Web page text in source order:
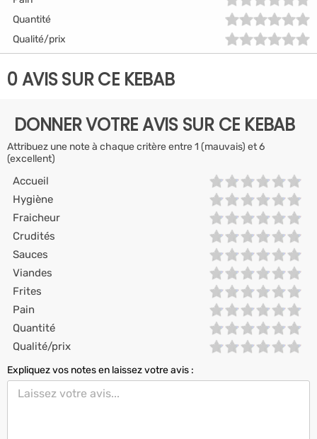
Quantité
Qualité/prix
0 AVIS SUR CE KEBAB
DONNER VOTRE AVIS SUR CE KEBAB
Attribuez une note à chaque critère entre 1 (mauvais) et 6
(excellent)
Accueil
Hygiène
Fraicheur
Crudités
Sauces
Viandes
Frites
Pain
Quantité
Qualité/prix
Expliquez vos notes en laissez votre avis :